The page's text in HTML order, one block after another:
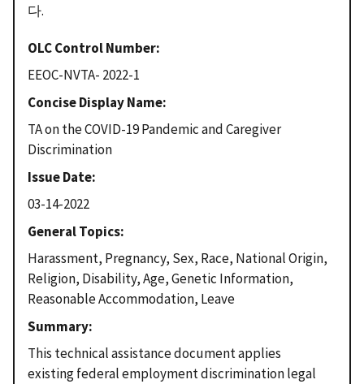
다.
OLC Control Number
EEOC-NVTA- 2022-1
Concise Display Name
TA on the COVID-19 Pandemic and Caregiver
Discrimination
Issue Date
03-14-2022
General Topics
Harassment, Pregnancy, Sex, Race, National Origin,
Religion, Disability, Age, Genetic Information,
Reasonable Accommodation, Leave
Summary
This technical assistance document applies
existing federal employment discrimination legal